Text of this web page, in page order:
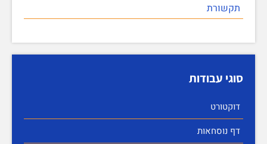
תקשורת
סוגי עבודות
דוקטורט
דף נוסחאות